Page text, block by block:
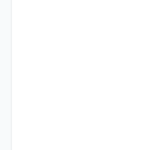
و واردات انواع فن های
بین کانالی، مرغداری و
صنعتی و ساختمانی
کمپانی اروپایی
شما عزیزان رو در صرف